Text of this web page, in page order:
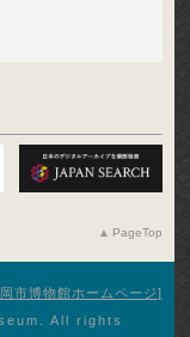
PageTop
市博物館ホームページ
All rights